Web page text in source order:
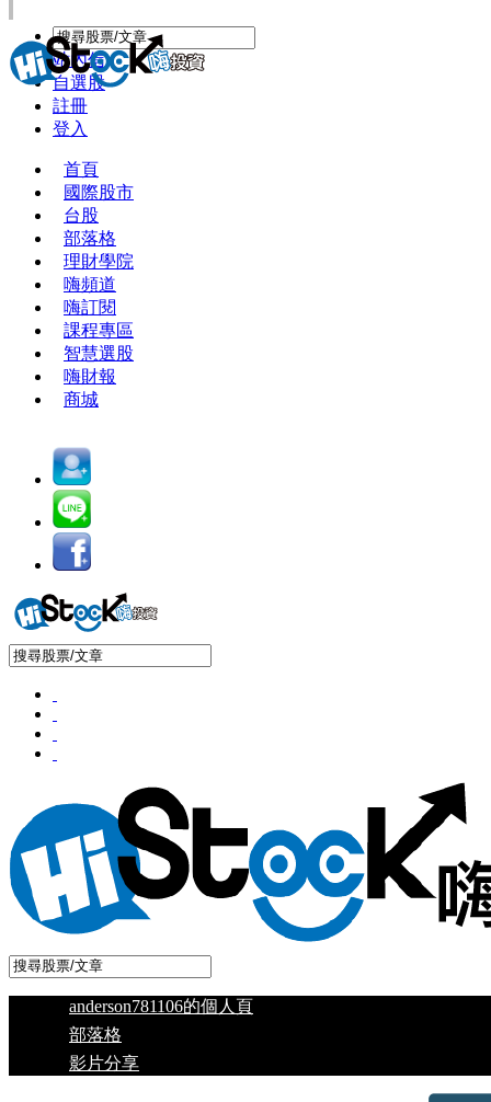
站內信
自選股
註冊
登入
首頁
國際股市
台股
部落格
理財學院
嗨頻道
嗨訂閱
課程專區
智慧選股
嗨財報
商城
anderson781106的個人頁
部落格
影片分享